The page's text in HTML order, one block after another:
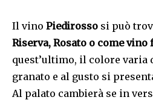
Il vino Piedirosso si può
Riserva, Rosato o come vino
quest’ultimo, il colore varia
granato e al gusto si
Al palato cambierà se in